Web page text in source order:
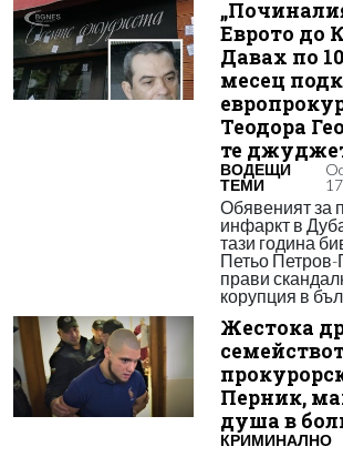
Еврото до
Давах по
месец
Теодора
те
ВОДЕЩИ
ТЕМИ
17
Обявеният за
инфаркт в
тази година
Петьо
прави
корупция в
Жестока
Перник,
душа в
КРИМИНАЛНО